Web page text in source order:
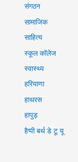
संगठन
सामाजिक
साहित्य
स्कूल कॉलेज
स्वास्थ्य
हरियाणा
हाथरस
हापुड़
हैप्पी बर्थ डे टू यू